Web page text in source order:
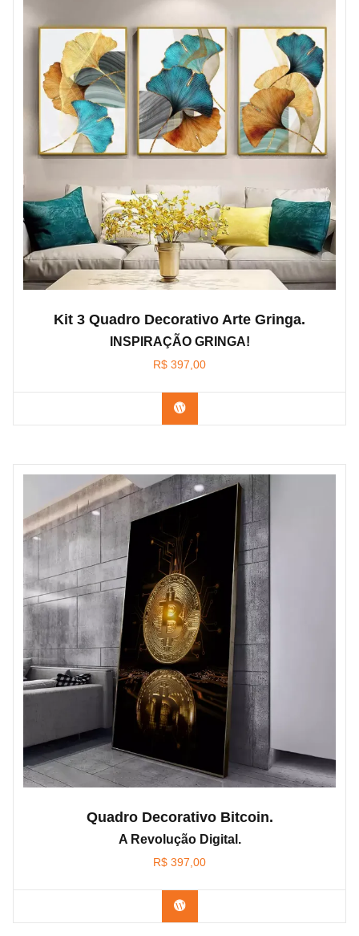
Kit 3 Quadro Decorativo Arte Gringa.
INSPIRAÇÃO GRINGA!
R$ 397,00
Confira os modelos
Quadro Decorativo Bitcoin.
A Revolução Digital.
R$ 397,00
Confira os modelos